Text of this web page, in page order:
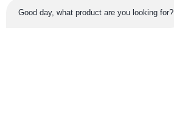
ফাইল যুক্ত করুন
Good day, what product are you looking for?